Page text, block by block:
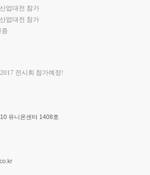
업대전 참가
업대전 참가
증
전시회 참가예정!
유니온센터 1408호